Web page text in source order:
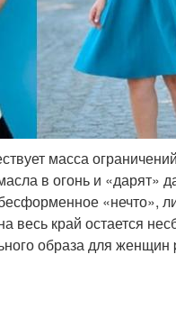
масса
в огонь и «дарят»
«нечто»,
край остается
образа для женщин